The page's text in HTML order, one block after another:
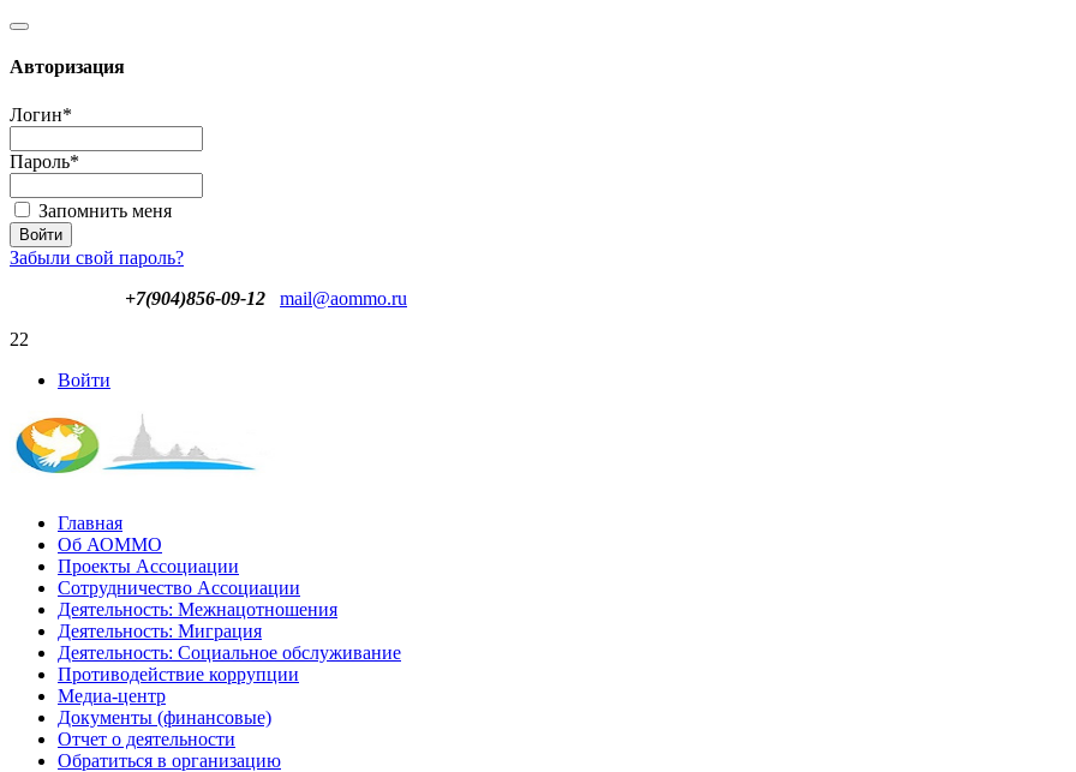
Авторизация
Логин*
Пароль*
Запомнить меня
Забыли свой пароль?
+7(904)856-09-12
mail@aommo.ru
22
Войти
Главная
Об АОММО
Проекты Ассоциации
Сотрудничество Ассоциации
Деятельность: Межнацотношения
Деятельность: Миграция
Деятельность: Социальное обслуживание
Противодействие коррупции
Медиа-центр
Документы (финансовые)
Отчет о деятельности
Обратиться в организацию